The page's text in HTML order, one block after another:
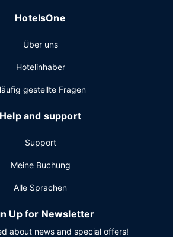
HotelsOne
Über uns
Hotelinhaber
gestellte Fragen
Help and support
Support
Meine Buchung
Alle Sprachen
Up for Newsletter
about news and special offers!